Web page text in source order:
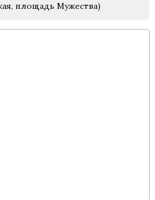
площадь Мужества)